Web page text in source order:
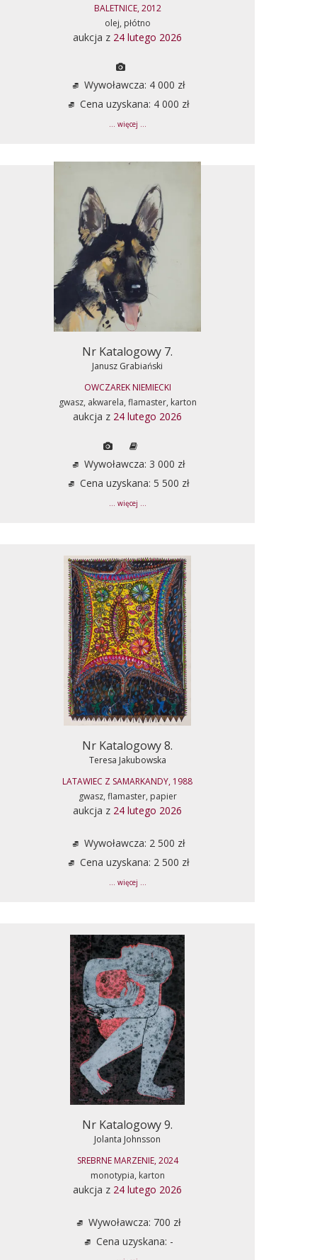
BALETNICE, 2012
olej, płótno
aukcja z 24 lutego 2026
Wywoławcza: 4 000 zł
Cena uzyskana: 4 000 zł
... więcej ...
Nr Katalogowy 7.
Janusz Grabiański
OWCZAREK NIEMIECKI
gwasz, akwarela, flamaster, karton
aukcja z 24 lutego 2026
Wywoławcza: 3 000 zł
Cena uzyskana: 5 500 zł
... więcej ...
Nr Katalogowy 8.
Teresa Jakubowska
LATAWIEC Z SAMARKANDY, 1988
gwasz, flamaster, papier
aukcja z 24 lutego 2026
Wywoławcza: 2 500 zł
Cena uzyskana: 2 500 zł
... więcej ...
Nr Katalogowy 9.
Jolanta Johnsson
SREBRNE MARZENIE, 2024
monotypia, karton
aukcja z 24 lutego 2026
Wywoławcza: 700 zł
Cena uzyskana: -